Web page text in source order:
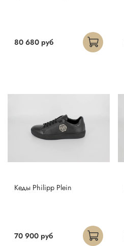
80 680 руб
Кеды Philipp Plein
70 900 руб